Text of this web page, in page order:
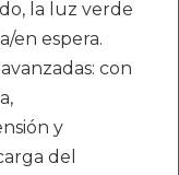
la luz verde
en espera.
con
y
del